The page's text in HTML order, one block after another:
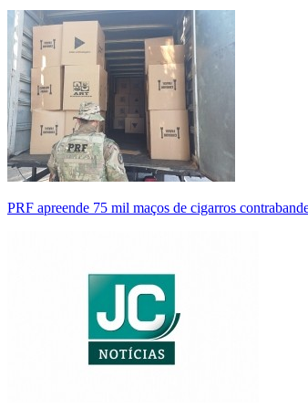
PRF apreende 75 mil maços de cigarros